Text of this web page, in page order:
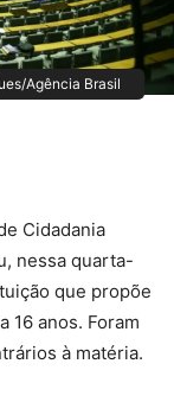
Agência Brasil
Cidadania
nessa quarta-
que propõe
16 anos. Foram
à matéria.